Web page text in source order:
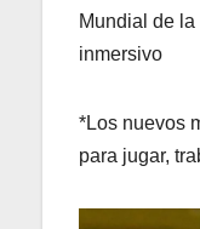
Mundial de
inmersivo
*Los nuevos
para jugar,